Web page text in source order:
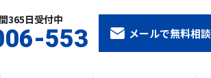
365⽇受付中
553 メールで無料相談